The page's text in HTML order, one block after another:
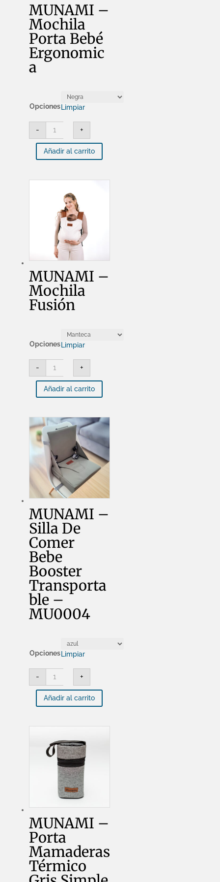
MUNAMI –
Mochila
Porta Bebé
Ergonomic
a
Opciones Limpiar
-
MUNAMI
Mochila
Porta
Bebé
Ergonomica
+
Añadir al carrito
MUNAMI –
Mochila
Fusión
Opciones Limpiar
-
MUNAMI
Mochila
Fusión
cantidad
+
Añadir al carrito
MUNAMI –
Silla De
Comer
Bebe
Booster
Transporta
ble –
MU0004
Opciones Limpiar
-
MUNAMI
Silla
De
Comer
Bebe
-
cantidad
+
Añadir al carrito
MUNAMI –
Porta
Mamaderas
Térmico